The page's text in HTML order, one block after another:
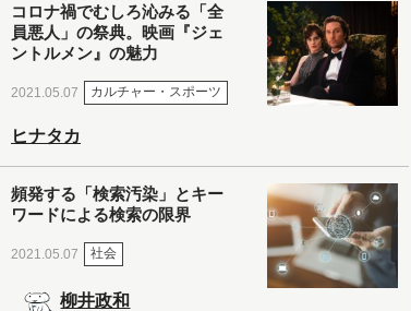
コロナ禍でむしろ沁みる「全
員悪人」の祭典。映画『ジェ
ントルメン』の魅力
2021.05.07 カルチャー・スポーツ
ヒナタカ
頻発する「検索汚染」とキー
ワードによる検索の限界
2021.05.07 社会
柳井政和